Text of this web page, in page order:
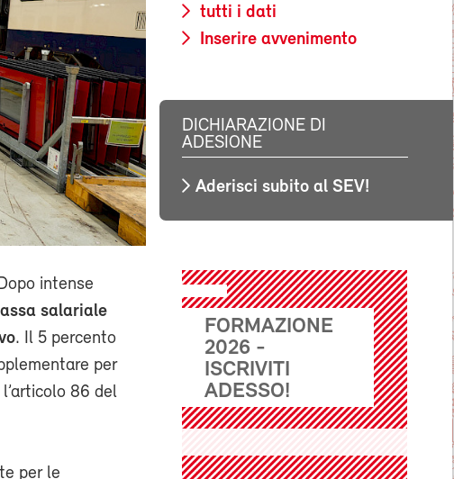
intense
salariale
. Il 5 percento
per
86 del
per le
tutti i dati
Inserire avvenimento
DICHIARAZIONE DI
ADESIONE
Aderisci subito al SEV!
FORMAZIONE
2026 -
ISCRIVITI
ADESSO!